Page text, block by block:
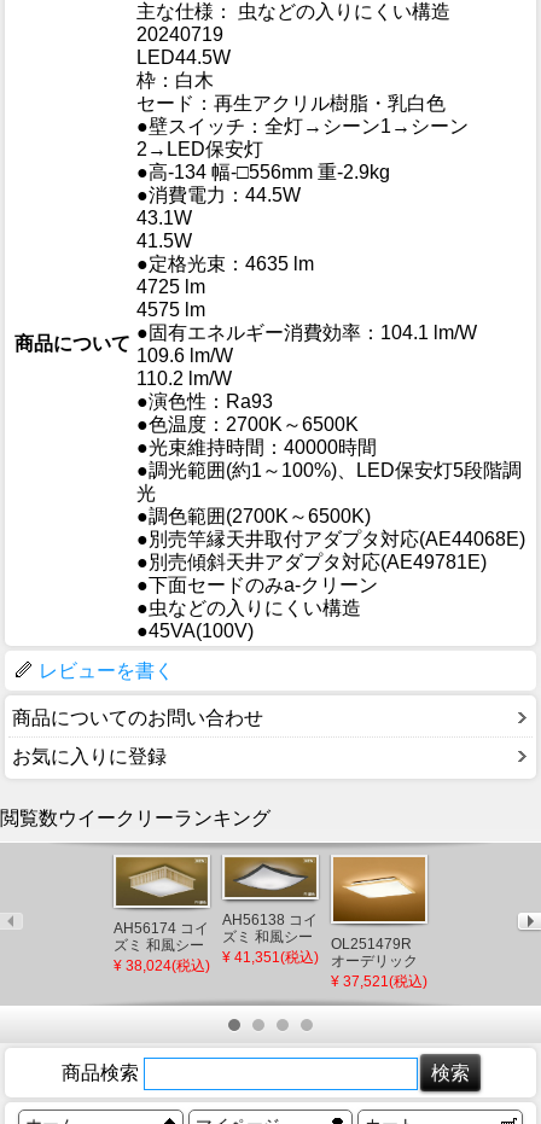
主な仕様： 虫などの入りにくい構造
20240719
商品について
LED44.5W
枠：白木
セード：再生アクリル樹脂・乳白色
●壁スイッチ：全灯→シーン1→シーン
2→LED保安灯
●高-134 幅-□556mm 重-2.9kg
●消費電力：44.5W
43.1W
41.5W
●定格光束：4635 lm
4725 lm
4575 lm
●固有エネルギー消費効率：104.1 lm/W
109.6 lm/W
110.2 lm/W
●演色性：Ra93
●色温度：2700K～6500K
●光束維持時間：40000時間
●調光範囲(約1～100%)、LED保安灯5段階調
光
●調色範囲(2700K～6500K)
●別売竿縁天井取付アダプタ対応(AE44068E)
●別売傾斜天井アダプタ対応(AE49781E)
●下面セードのみa-クリーン
●虫などの入りにくい構造
●45VA(100V)
レビューを書く
商品についてのお問い合わせ
お気に入りに登録
閲覧数ウイークリーランキング
AH56174 コイ
ズミ 和風シー
リングライト
LED 調色 Fit調
¥ 38,024(税込)
AH56138 コイ
ズミ 和風シー
リングライト
12畳
¥ 41,351(税込)
OL251479R
オーデリック
和風シーリン
グライト 高演
色LED 調色 調
¥ 37,521(税込)
色LED 調色 調
～12畳
商品検索